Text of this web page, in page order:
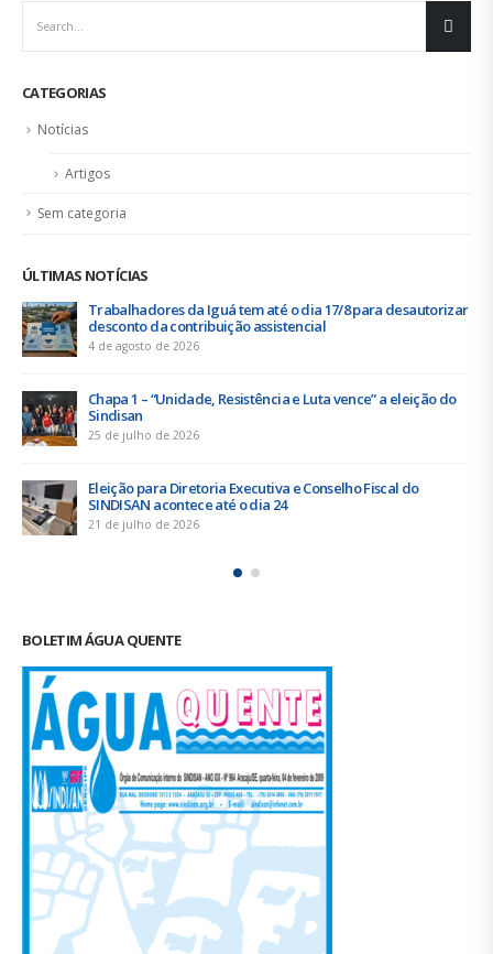
09
jan
estado de alerta
Não é mais novidade para ninguém a situação crítica que
leia mais
Notícias
Artigos
Sem categoria
Duas chapas inscritas para a eleição do SINDISAN; pleito
Urbanitários participam de reunião do Comitê de
Saneamento do ConCidades
16 de junho de 2026
Trabalhadores da Iguá Sergipe rejeitam contraproposta da
empresa para o ACT 2026-2027
11 de junho de 2026
BOLETIM ÁGUA QUENTE